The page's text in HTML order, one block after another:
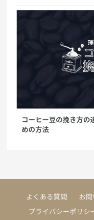
コーヒー豆の挽き方の
めの方法
よくある質問 お
プライバシーポリシ